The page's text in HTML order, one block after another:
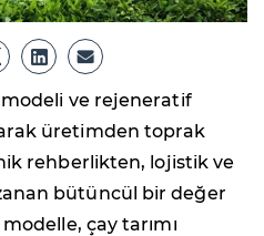
modeli ve rejeneratif
üretimden toprak
rehberlikten, lojistik ve
bütüncül bir değer
çay tarımı